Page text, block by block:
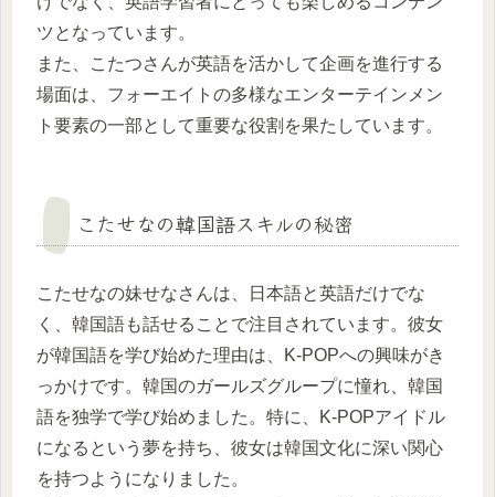
ツとなっています。
また、こたつさんが英語を活かして企画を進行する
場面は、フォーエイトの多様なエンターテインメン
ト要素の一部として重要な役割を果たしています。
こたせなの韓国語スキルの秘密
こたせなの妹せなさんは、日本語と英語だけでな
く、韓国語も話せることで注目されています。彼女
が韓国語を学び始めた理由は、K-POPへの興味がき
っかけです。韓国のガールズグループに憧れ、韓国
語を独学で学び始めました。特に、K-POPアイドル
になるという夢を持ち、彼女は韓国文化に深い関心
を持つようになりました。